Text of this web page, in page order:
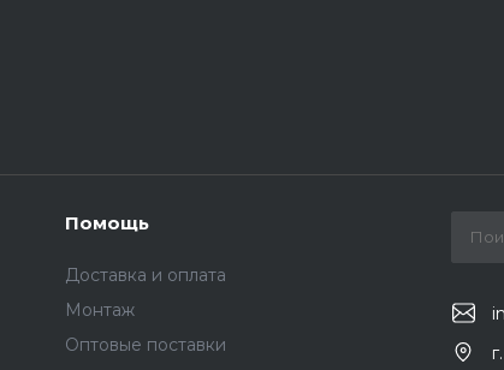
Помощь
Доставка и оплата
Монтаж
Оптовые поставки